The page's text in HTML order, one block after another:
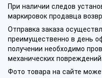
При наличии следов
маркировок продавца
Отправка заказа
преимущественно в день
получении необходимо
механических
Фото товара на сайте